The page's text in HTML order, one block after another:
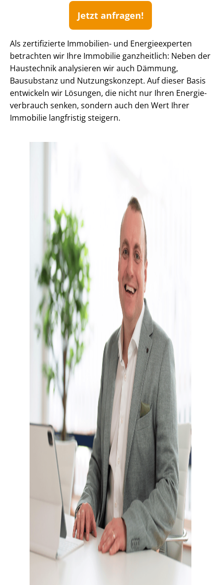
Jetzt anfragen!
Als zertifizierte Immobilien- und Energieexperten
betrachten wir Ihre Immobilie ganzheitlich: Neben der
Haustechnik analysieren wir auch Dämmung,
Bausubstanz und Nutzungskonzept. Auf dieser Basis
entwickeln wir Lösungen, die nicht nur Ihren En­er­gie­
ver­brauch senken, sondern auch den Wert Ihrer
Immobilie langfristig steigern.